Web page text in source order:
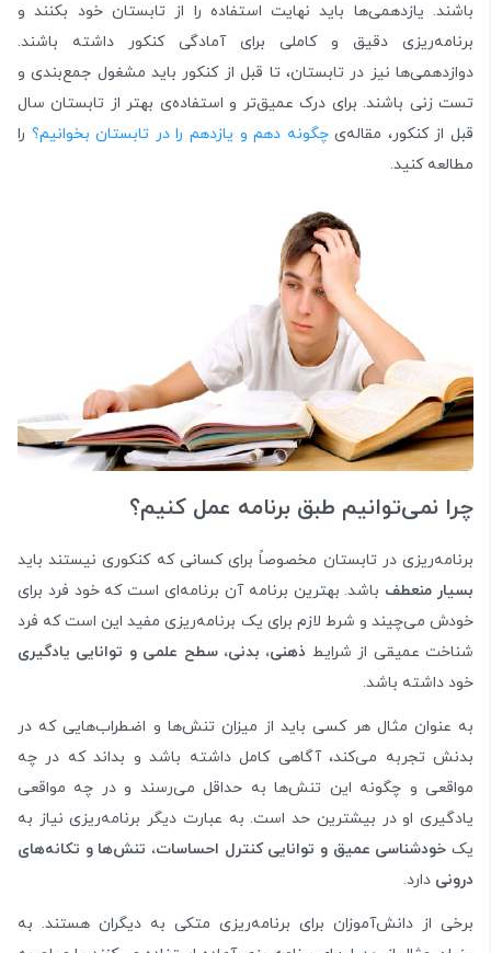
باشند. یازدهمی‌ها باید نهایت استفاده را از تابستان خود بکنند و
برنامه‌ریزی دقیق و کاملی برای آمادگی کنکور داشته باشند.
دوازدهمی‌ها نیز در تابستان، تا قبل از کنکور باید مشغول جمع‌بندی و
تست‌ زنی باشند. برای درک عمیق‌تر و استفاده‌ی بهتر از تابستان سال
قبل از کنکور، مقاله‌یچگونه دهم و یازدهم را در تابستان بخوانیم؟ را
مطالعه کنید.
چرا نمی‌توانیم طبق برنامه عمل کنیم؟
برنامه‌ریزی در تابستان مخصوصاً برای کسانی که کنکوری نیستند باید
بسیار منعطف باشد. بهترین برنامه‌ آن برنامه‌ای است که خود فرد برای
خودش می‌چیند و شرط لازم برای یک برنامه‌ریزی مفید این‌ است که فرد
شناخت عمیقی از شرایط ذهنی، بدنی، سطح علمی و توانایی یادگیری
خود داشته باشد.
به عنوان مثال هر کسی باید از میزان تنش‌ها و اضطراب‌هایی که در
بدنش تجربه می‌کند، آگاهی کامل داشته باشد و بداند که در چه
مواقعی و چگونه این تنش‌ها به حداقل می‌رسند و در چه مواقعی
یادگیری او در بیشترین حد است. به عبارت دیگر برنامه‌ریزی نیاز به
یک خودشناسی عمیق و توانایی کنترل احساسات، تنش‌ها و تکانه‌های
درونی دارد.
برخی از دانش‌آموزان برای برنامه‌ریزی متکی به دیگران هستند. به